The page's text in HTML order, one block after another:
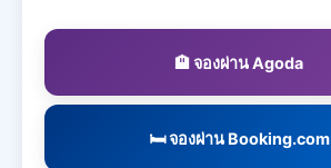
🏨 จองผ่าน Agoda
🛏️ จองผ่าน Booking.com